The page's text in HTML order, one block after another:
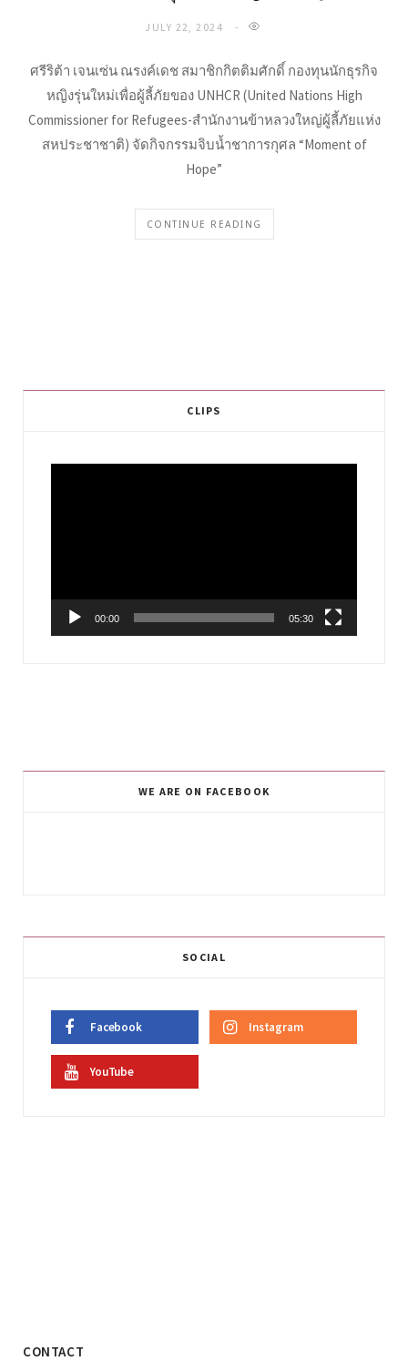
JULY 22, 2024
ศรีริต้า เจนเซ่น ณรงค์เดช สมาชิกกิตติมศักดิ์ กองทุนนักธุรกิจ
หญิงรุ่นใหม่เพื่อผู้ลี้ภัยของ UNHCR (United Nations High
Commissioner for Refugees-สำนักงานข้าหลวงใหญ่ผู้ลี้ภัยแห่ง
สหประชาชาติ) จัดกิจกรรมจิบน้ำชาการกุศล “Moment of
Hope”
CONTINUE READING
CLIPS
00:00 05:30
WE ARE ON FACEBOOK
SOCIAL
Facebook Instagram
YouTube
CONTACT